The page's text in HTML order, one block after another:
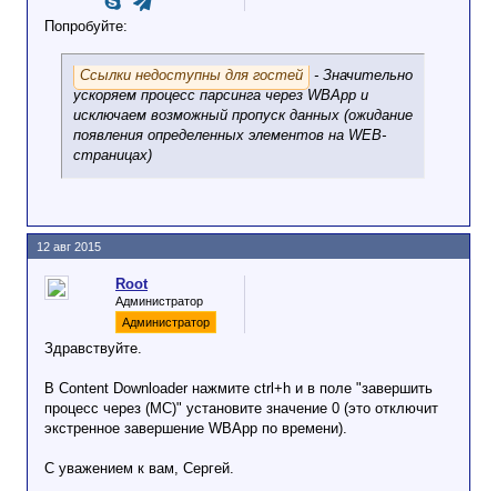
Попробуйте:
Ссылки недоступны для гостей
- Значительно
ускоряем процесс парсинга через WBApp и
исключаем возможный пропуск данных (ожидание
появления определенных элементов на WEB-
страницах)
Root
Администратор
Администратор
Здравствуйте.
В Content Downloader нажмите ctrl+h и в поле "завершить
процесс через (МС)" установите значение 0 (это отключит
экстренное завершение WBApp по времени).
С уважением к вам, Сергей.
12 авг 2015